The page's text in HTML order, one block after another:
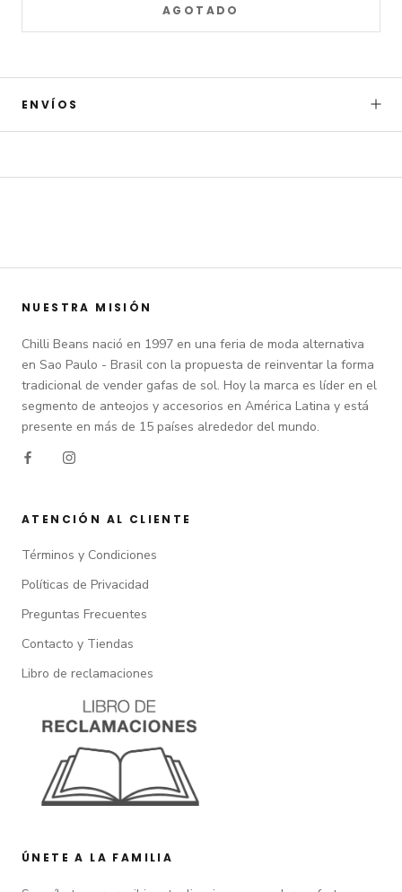
AGOTADO
ENVÍOS
NUESTRA MISIÓN
Chilli Beans nació en 1997 en una feria de moda alternativa
en Sao Paulo - Brasil con la propuesta de reinventar la forma
tradicional de vender gafas de sol. Hoy la marca es líder en el
segmento de anteojos y accesorios en América Latina y está
presente en más de 15 países alrededor del mundo.
ATENCIÓN AL CLIENTE
Términos y Condiciones
Políticas de Privacidad
Preguntas Frecuentes
Contacto y Tiendas
Libro de reclamaciones
ÚNETE A LA FAMILIA